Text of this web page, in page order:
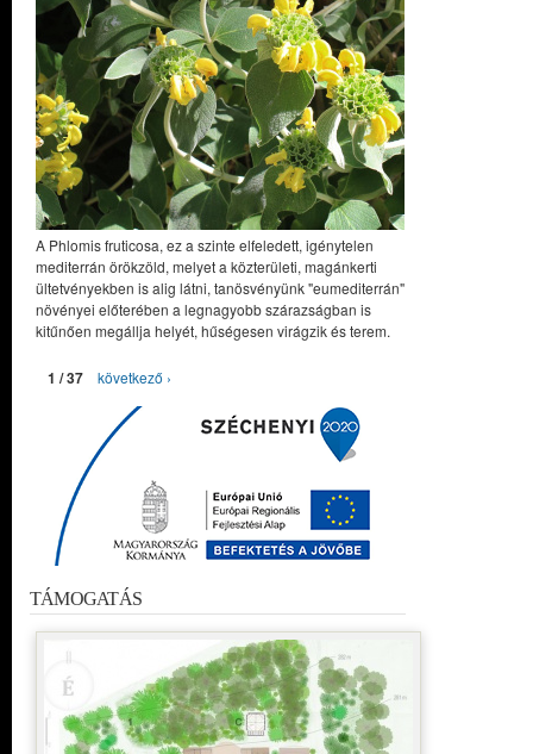
A Phlomis fruticosa, ez a szinte elfeledett, igénytelen
mediterrán örökzöld, melyet a közterületi, magánkerti
ültetvényekben is alig látni, tanösvényünk "eumediterrán"
növényei előterében a legnagyobb szárazságban is
kitűnően megállja helyét, hűségesen virágzik és terem.
1 / 37 következő ›
TÁMOGATÁS